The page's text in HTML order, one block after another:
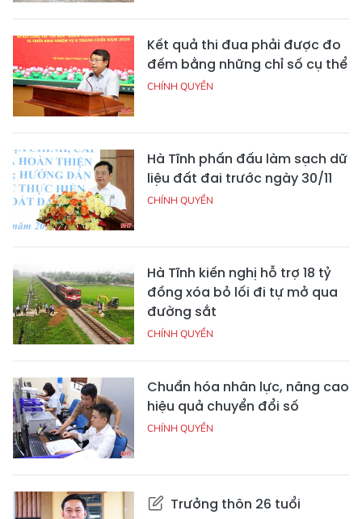
Kết quả thi đua phải được đo
đếm bằng những chỉ số cụ thể
CHÍNH QUYỀN
Hà Tĩnh phấn đấu làm sạch dữ
liệu đất đai trước ngày 30/11
CHÍNH QUYỀN
Hà Tĩnh kiến nghị hỗ trợ 18 tỷ
đồng xóa bỏ lối đi tự mở qua
đường sắt
CHÍNH QUYỀN
Chuẩn hóa nhân lực, nâng cao
hiệu quả chuyển đổi số
CHÍNH QUYỀN
Trưởng thôn 26 tuổi